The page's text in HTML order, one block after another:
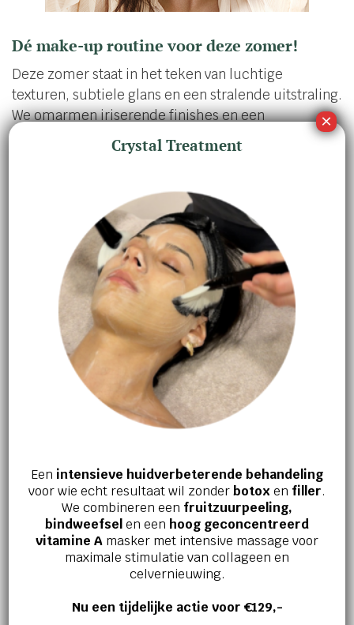
Dé make-up routine voor deze zomer!
Deze zomer staat in het teken van luchtige
texturen, subtiele glans en een stralende uitstraling.
We omarmen iriserende finishes en een
kleurenpalet geïnspireerd op de warme, gouden
lichttonen van het seizoen. Van een zonovergoten
make-up past zich moeiteloos aan elke
gelegenheid aan.
Wil je een natuurlijk gebruinde teint die je huid laat
stralen? Verleidelijke, stralende ogen die het licht
vangen? Of perfect gehydrateerde en
geaccentueerde lippen? Onze nieuwe Spring-
Summer 2025 make-upcollectie biedt alles wat je
nodig hebt om je natuurlijke schoonheid te
benadrukken.
Laat je betoveren door vijf innovatieve producten,
must-haves van het seizoen en straal de hele zomer
lang! ✨🌞
1. Natuurlijke gebruinde teint met deze
Crystal Treatment
Een intensieve huidverbeterende behandeling
voor wie echt resultaat wil zonderbotox en filler.
We combineren een fruitzuurpeeling,
bindweefselen een hoog geconcentreerd
vitamine A masker met intensive massage voor
maximale stimulatie van collageen en
celvernieuwing.
Nu een tijdelijke actie voor €129,-